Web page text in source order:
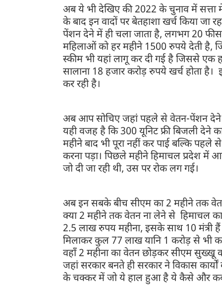
अब ये भी देखिए की 2022 के चुनाव में सत्ता
के बाद इन वादों पर बेतहाशा खर्च किया
पेंशन देने में ही चला जाता है, लगभग 20
महिलाओं को हर महीने 1500 रुपये देती है,
स्कीम भी यहां लागू कर दी गई है जिससे एक
सालाना 18 हजार करोड़ रुपये खर्च होता
कर रही है।
अब आप सोचिए जहां पहले से वेतन-पेंशन देने में
यही वजह है कि 300 यूनिट फ्री बिजली देने
महीने बाद भी पूरा नहीं कर पाई बल्कि पहले
करना पड़ा। पिछले महीने हिमाचल प्रदेश में
जो दी जा रही थी, उस पर रोक लग गई।
अब इन सबके बीच सीएम का 2 महीने तक
क्या 2 महीने तक वेतन ना लेने से हिमाचल
2.5 लाख रुपय महीना, इसके साथ 10
मिलाकर कुल 77 लाख यानि 1 करोड़ से भी
वहाँ 2 महीना का वेतन छोड़कर सीएम सुख्खू
जहां सरकार बनते ही सरकार ने विकास
के चक्कर में जो ये हाल हुआ है ये कैसे और कब